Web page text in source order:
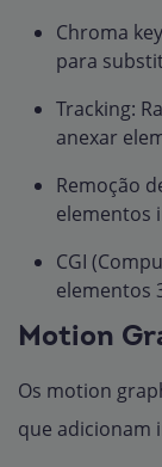
Chroma
para
Tracking:
anexar
Remoção
elementos
CGI
elementos
Motion
Os motion
que adicionam